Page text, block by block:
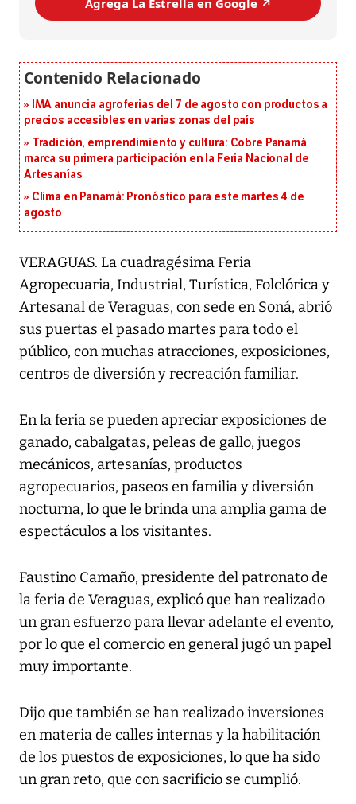
IMA anuncia agroferias del 7 de agosto con productos a
precios accesibles en varias zonas del país
Tradición, emprendimiento y cultura: Cobre Panamá
marca su primera participación en la Feria Nacional de
Artesanías
Clima en Panamá: Pronóstico para este martes 4 de
agosto
VERAGUAS. La cuadragésima Feria
Agropecuaria, Industrial, Turística, Folclórica y
Artesanal de Veraguas, con sede en Soná, abrió
sus puertas el pasado martes para todo el
público, con muchas atracciones, exposiciones,
centros de diversión y recreación familiar.
En la feria se pueden apreciar exposiciones de
ganado, cabalgatas, peleas de gallo, juegos
mecánicos, artesanías, productos
agropecuarios, paseos en familia y diversión
nocturna, lo que le brinda una amplia gama de
espectáculos a los visitantes.
Faustino Camaño, presidente del patronato de
la feria de Veraguas, explicó que han realizado
un gran esfuerzo para llevar adelante el evento,
por lo que el comercio en general jugó un papel
muy importante.
Dijo que también se han realizado inversiones
en materia de calles internas y la habilitación
de los puestos de exposiciones, lo que ha sido
un gran reto, que con sacrificio se cumplió.